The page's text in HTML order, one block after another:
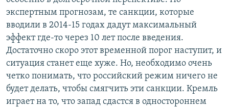
экспертным прогнозам, те санкции, которые
вводили в 2014-15 годах дадут максимальный
эффект где-то через 10 лет после введения.
Достаточно скоро этот временной порог наступит, и
ситуация станет еще хуже. Но, необходимо очень
четко понимать, что российский режим ничего не
будет делать, чтобы смягчить эти санкции. Кремль
играет на то, что запад сдастся в одностороннем